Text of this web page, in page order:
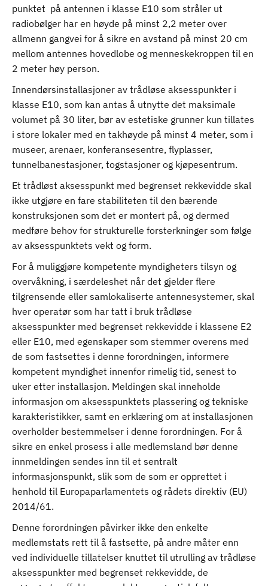
punktet på antennen i klasse E10 som stråler ut
radiobølger har en høyde på minst 2,2 meter over
allmenn gangvei for å sikre en avstand på minst 20 cm
mellom antennes hovedlobe og menneskekroppen til en
2 meter høy person.
Innendørsinstallasjoner av trådløse aksesspunkter i
klasse E10, som kan antas å utnytte det maksimale
volumet på 30 liter, bør av estetiske grunner kun tillates
i store lokaler med en takhøyde på minst 4 meter, som i
museer, arenaer, konferansesentre, flyplasser,
tunnelbanestasjoner, togstasjoner og kjøpesentrum.
Et trådløst aksesspunkt med begrenset rekkevidde skal
ikke utgjøre en fare stabiliteten til den bærende
konstruksjonen som det er montert på, og dermed
medføre behov for strukturelle forsterkninger som følge
av aksesspunktets vekt og form.
For å muliggjøre kompetente myndigheters tilsyn og
overvåkning, i særdeleshet når det gjelder flere
tilgrensende eller samlokaliserte antennesystemer, skal
hver operatør som har tatt i bruk trådløse
aksesspunkter med begrenset rekkevidde i klassene E2
eller E10, med egenskaper som stemmer overens med
de som fastsettes i denne forordningen, informere
kompetent myndighet innenfor rimelig tid, senest to
uker etter installasjon. Meldingen skal inneholde
informasjon om aksesspunktets plassering og tekniske
karakteristikker, samt en erklæring om at installasjonen
overholder bestemmelser i denne forordningen. For å
sikre en enkel prosess i alle medlemsland bør denne
innmeldingen sendes inn til et sentralt
informasjonspunkt, slik som de som er opprettet i
henhold til Europaparlamentets og rådets direktiv (EU)
2014/61.
Denne forordningen påvirker ikke den enkelte
medlemstats rett til å fastsette, på andre måter enn
ved individuelle tillatelser knuttet til utrulling av trådløse
aksesspunkter med begrenset rekkevidde, de